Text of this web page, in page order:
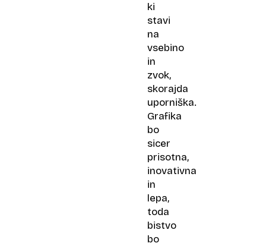
ki
stavi
na
vsebino
in
zvok,
skorajda
uporniška.
Grafika
bo
sicer
prisotna,
inovativna
in
lepa,
toda
bistvo
bo